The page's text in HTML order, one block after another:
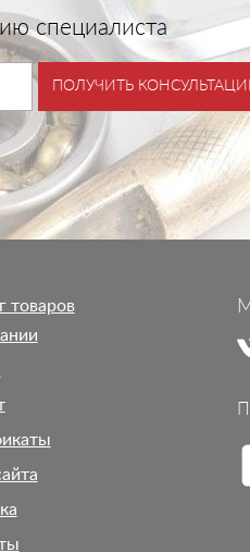
специалиста
ПОЛУЧИТЬ
товаров